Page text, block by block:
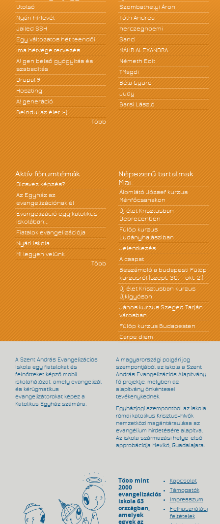
Utolsó
Nyári hírlevél
Jailed SSH
Egy változatos hét teendői
Ima hétvége tervezés
A! gen belső gyógyítás és
szabadítás
Drupal 9
Hoszting
A! generáció
Beindul az élet :-)
Több
Szombathelyi Áron
Tóth Andrea
herczegnoemi
Sanci
MÁHR ALEXANDRA
Németh Edit
TMagdi
Béla Gyüre
Judy
Barsi László
Aktív fórumtémák
Dicsvez képzés?
Az Egyház az
evangelizációnak él
Evangelizáció egy katolikus
iskolában...
Fiatalok evangelizációja
Nyári iskola
Mi legyen velünk
Több
Népszerű tartalmak
Mai:
Álomlátó József kurzus
Ménfőcsanakon
Új élet Krisztusban
Debrecenben
Fülöp kurzus
Ludányhalásziban
Jelentkezés
A csapat
Beszámoló a budapesti Fülöp
kurzusról (szept. 30. - okt. 2.)
Új élet Krisztusban kurzus
Újkígyóson
János kurzus Szeged Tarján
városban
Fülöp kurzus Budapesten
Carpe diem
A Szent András Evangelizációs
Iskola egy fiatalokat és
felnőtteket képző mobil
iskolahálózat, amely evangelizál
és kérügmatikus
evangelizátorokat képez a
Katolikus Egyház számára.
A magyarországi polgári jog
szempontjából az iskola a Szent
András Evangelizációs Alapítvány
fő projektje, melyben az
alapítvány önkéntesei
tevékenykednek.
Egyházjogi szempontból az iskola
római katolikus Krisztus-hívők
nemzetközi magántársulása az
evangélium hirdetésére alapítva.
Az iskola származási helye, első
approbációja Mexikó, Guadalajara.
Több mint
2000
evangelizációs
iskola 63
országban,
amelyek
egyek az
Kapcsolat
Támogatók
Impresszum
Felhasználási
feltételek